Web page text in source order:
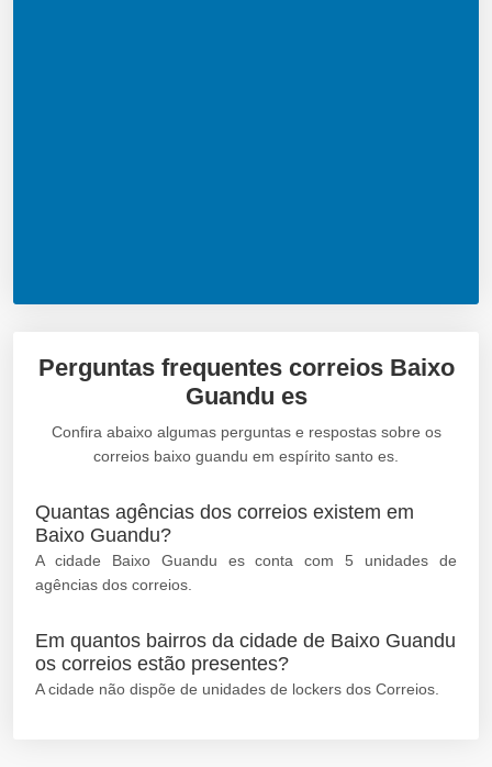
Perguntas frequentes correios Baixo
Guandu es
Confira abaixo algumas perguntas e respostas sobre os
correios baixo guandu em espírito santo es.
Quantas agências dos correios existem em
Baixo Guandu?
A cidade Baixo Guandu es conta com 5 unidades de
agências dos correios.
Em quantos bairros da cidade de Baixo Guandu
os correios estão presentes?
A cidade não dispõe de unidades de lockers dos Correios.